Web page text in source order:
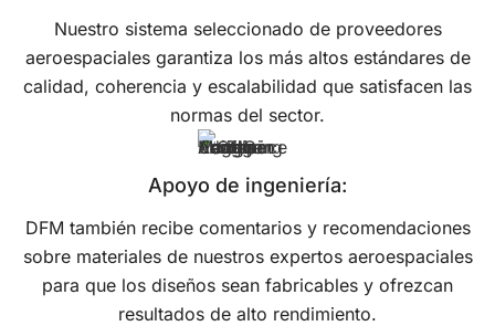
Nuestro sistema seleccionado de proveedores
aeroespaciales garantiza los más altos estándares de
calidad, coherencia y escalabilidad que satisfacen las
normas del sector.
Apoyo de ingeniería:
DFM también recibe comentarios y recomendaciones
sobre materiales de nuestros expertos aeroespaciales
para que los diseños sean fabricables y ofrezcan
resultados de alto rendimiento.